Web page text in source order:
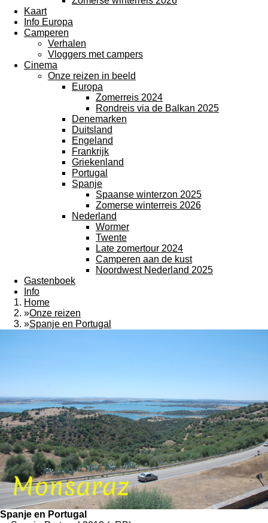
Kaart
Info Europa
Camperen
Verhalen
Vloggers met campers
Cinema
Onze reizen in beeld
Europa
Zomerreis 2024
Rondreis via de Balkan 2025
Denemarken
Duitsland
Engeland
Frankrijk
Griekenland
Portugal
Spanje
Spaanse winterzon 2025
Zomerse winterreis 2026
Nederland
Wormer
Twente
Late zomertour 2024
Camperen aan de kust
Noordwest Nederland 2025
Gastenboek
Info
Home
»Onze reizen
»Spanje en Portugal
Spanje en Portugal